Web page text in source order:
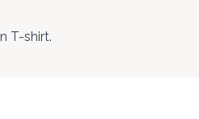
T-shirt.